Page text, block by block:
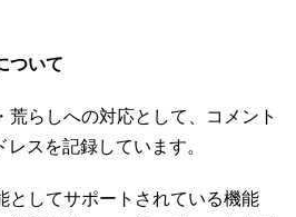
ついて
荒らしへの対応として、コメント
スを記録しています。
としてサポートされている機能